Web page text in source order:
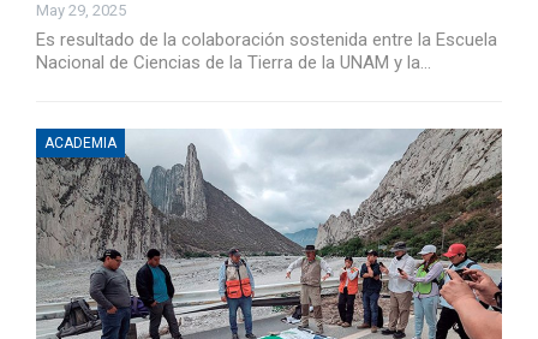
May 29, 2025
Es resultado de la colaboración sostenida entre la Escuela
Nacional de Ciencias de la Tierra de la UNAM y la…
ACADEMIA